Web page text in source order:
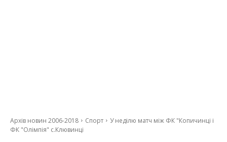
Архів новин 2006-2018 Спорт
У неділю матч між ФК "Копичинці і
ФК "Олімпія" с.Клювинці